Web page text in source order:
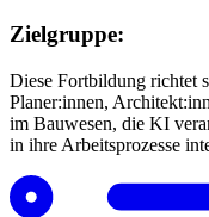
Zielgruppe:
Diese Fortbildung richtet
Planer:innen,
im Bauwesen, die KI
in ihre Arbeitsprozesse